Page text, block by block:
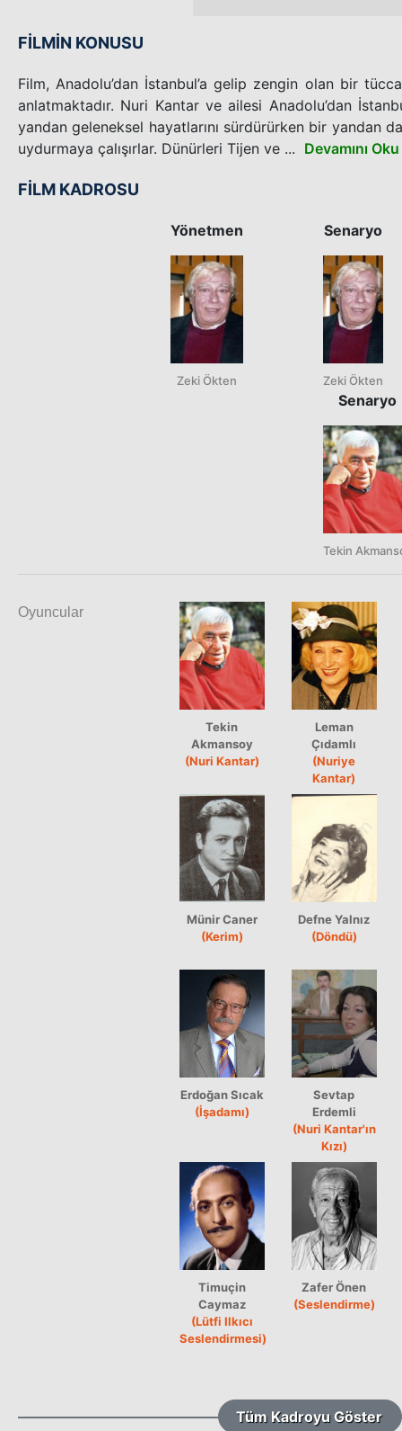
FİLMİN KONUSU
Film, Anadolu’dan İstanbul’a gelip zengin olan bir
anlatmaktadır. Nuri Kantar ve ailesi Anadolu’dan
yandan geleneksel hayatlarını sürdürürken bir yandan
uydurmaya çalışırlar. Dünürleri Tijen ve ... Devamını Oku
FİLM KADROSU
Yönetmen
Zeki Ökten
Senaryo
Zeki Ökten
Senaryo
Tekin
Oyuncular
Tekin
Akmansoy
(Nuri Kantar)
Leman
Çıdamlı
(Nuriye
Kantar)
Münir Caner
(Kerim)
Defne Yalnız
(Döndü)
Erdoğan Sıcak
(İşadamı)
Sevtap
Erdemli
(Nuri Kantar'ın
Kızı)
Timuçin
Caymaz
(Lütfi Ilkıcı
Seslendirmesi)
Zafer Önen
(Seslendirme)
Tüm Kadroyu Göster